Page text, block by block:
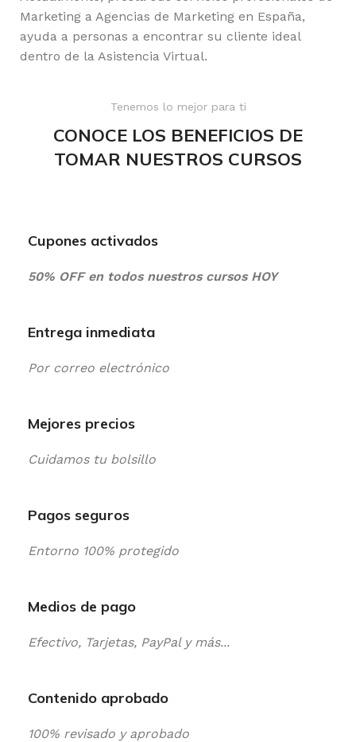
Marketing a Agencias de Marketing en España,
ayuda a personas a encontrar su cliente ideal
dentro de la Asistencia Virtual.
Tenemos lo mejor para ti
CONOCE LOS BENEFICIOS DE
TOMAR NUESTROS CURSOS
Cupones activados
50% OFF en todos nuestros cursos HOY
Entrega inmediata
Por correo electrónico
Mejores precios
Cuidamos tu bolsillo
Pagos seguros
Entorno 100% protegido
Medios de pago
Efectivo, Tarjetas, PayPal y más...
Contenido aprobado
100% revisado y aprobado